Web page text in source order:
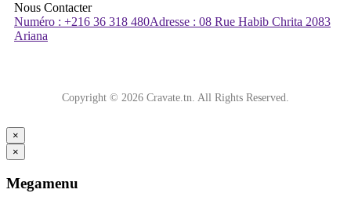
Nous Contacter
Numéro : +216 36 318 480Adresse : 08 Rue Habib Chrita 2083
Ariana
Copyright © 2026 Cravate.tn. All Rights Reserved.
×
×
Megamenu